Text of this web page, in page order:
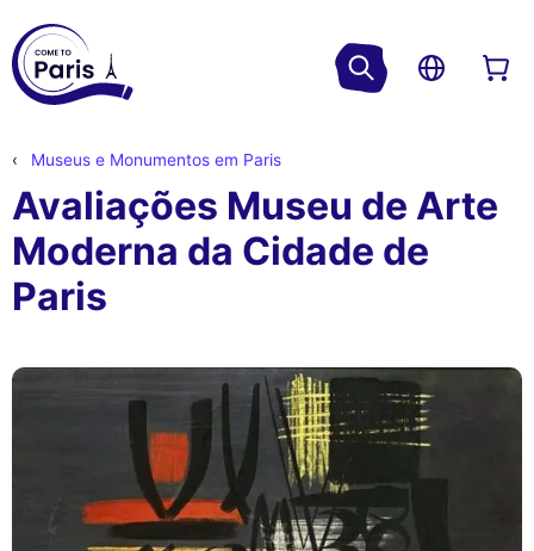
Museus e Monumentos em Paris
Avaliações Museu de Arte
Moderna da Cidade de
Paris